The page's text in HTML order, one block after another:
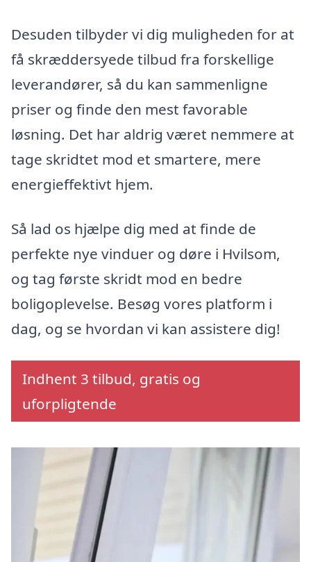
Desuden tilbyder vi dig muligheden for at
få skræddersyede tilbud fra forskellige
leverandører, så du kan sammenligne
priser og finde den mest favorable
løsning. Det har aldrig været nemmere at
tage skridtet mod et smartere, mere
energieffektivt hjem.
Så lad os hjælpe dig med at finde de
perfekte nye vinduer og døre i Hvilsom,
og tag første skridt mod en bedre
boligoplevelse. Besøg vores platform i
dag, og se hvordan vi kan assistere dig!
Indhent 3 tilbud, gratis og
uforpligtende